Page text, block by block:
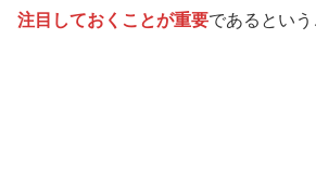
注目しておくことが重要であるという